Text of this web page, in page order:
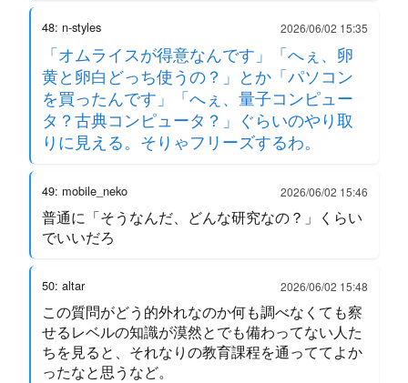
48: n-styles 2026/06/02 15:35
「オムライスが得意なんです」「へぇ、卵
黄と卵白どっち使うの？」とか「パソコン
を買ったんです」「へぇ、量子コンピュー
タ？古典コンピュータ？」ぐらいのやり取
りに見える。そりゃフリーズするわ。
49: mobile_neko 2026/06/02 15:46
普通に「そうなんだ、どんな研究なの？」くらい
でいいだろ
50: altar 2026/06/02 15:48
この質問がどう的外れなのか何も調べなくても察
せるレベルの知識が漠然とでも備わってない人た
ちを見ると、それなりの教育課程を通っててよか
ったなと思うなど。